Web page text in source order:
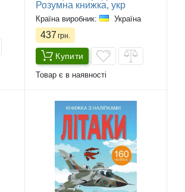
Розумна книжка, укр
Країна виробник: Україна
437 грн.
Купити
Товар є в наявності